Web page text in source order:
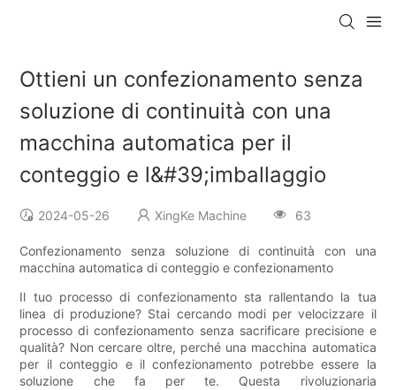
Ottieni un confezionamento senza
soluzione di continuità con una
macchina automatica per il
conteggio e l&#39;imballaggio
2024-05-26 XingKe Machine 63
Confezionamento senza soluzione di continuità con una
macchina automatica di conteggio e confezionamento
Il tuo processo di confezionamento sta rallentando la tua
linea di produzione? Stai cercando modi per velocizzare il
processo di confezionamento senza sacrificare precisione e
qualità? Non cercare oltre, perché una macchina automatica
per il conteggio e il confezionamento potrebbe essere la
soluzione che fa per te. Questa rivoluzionaria